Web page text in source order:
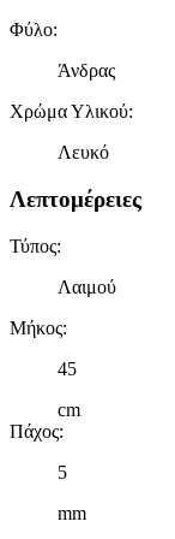
Φύλο:
Άνδρας
Χρώμα Υλικού:
Λευκό
Λεπτομέρειες
Τύπος:
Λαιμού
Μήκος:
45
cm
Πάχος:
5
mm